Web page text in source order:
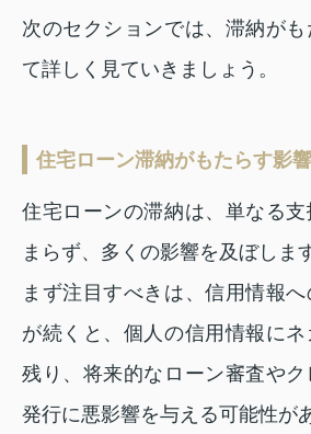
次のセクションでは、滞納が
て詳しく見ていきましょう。
住宅ローン滞納がもたらす影響
住宅ローンの滞納は、単なる
まらず、多くの影響を及ぼしま
まず注目すべきは、信用情報
が続くと、個人の信用情報に
残り、将来的なローン審査や
発行に悪影響を与える可能性が